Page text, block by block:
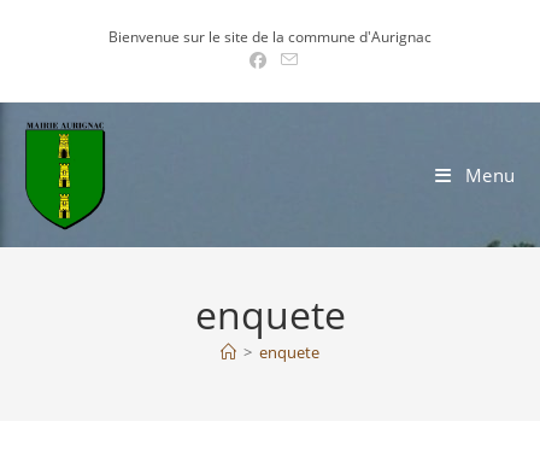
Bienvenue sur le site de la commune d'Aurignac
Menu
enquete
> enquete